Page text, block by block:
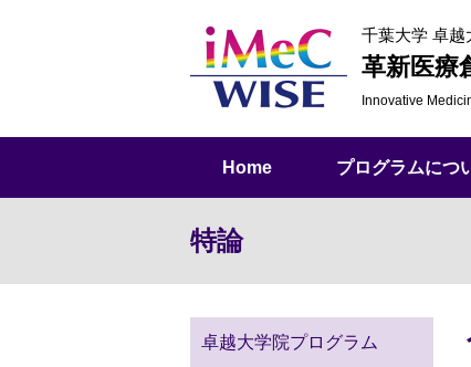
千葉大学 卓越
革新医療
Innovative
Home プログラムにつ
特論
卓越大学院プログラム